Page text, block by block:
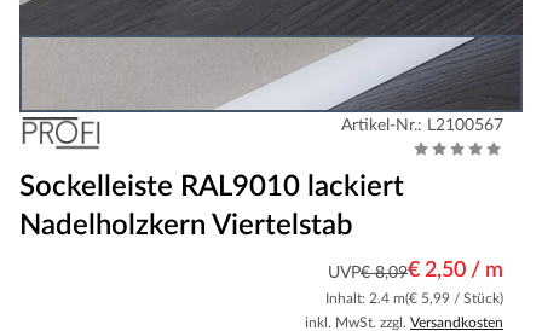
Artikel-Nr.: L2100567
Sockelleiste RAL9010 lackiert
Nadelholzkern Viertelstab
UVP€ 8,09€ 2,50 / m
Inhalt: 2.4 m(€ 5,99 / Stück)
inkl. MwSt. zzgl. Versandkosten